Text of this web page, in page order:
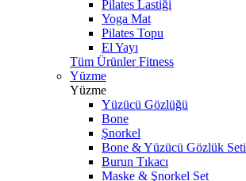
Pilates Lastiği
Yoga Mat
Pilates Topu
El Yayı
Tüm Ürünler Fitness
Yüzme
Yüzme
Yüzücü Gözlüğü
Bone
Şnorkel
Bone & Yüzücü Gözlük Seti
Burun Tıkacı
Maske & Şnorkel Set